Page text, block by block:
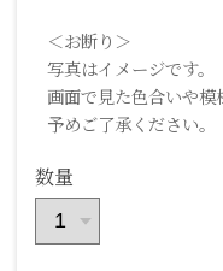
＜お断り＞
写真はイメージです。
画面で見た色合いや模
予めご了承ください。
数量